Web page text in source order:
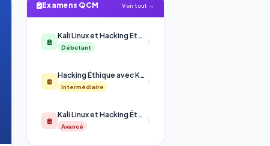
Examens QCM Voir tout →
Kali Linux et Hacking Ethique
Débutant
Hacking Éthique avec Kali Linux
Intermédiaire
Kali Linux et Hacking Éthique Avancé
Avancé